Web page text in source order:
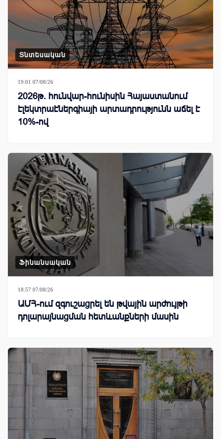
Տնտեսական
19:01 07/08/26
2026թ. հունվար-հունիսին Հայաստանում
էլեկտրաէներգիայի արտադրությունն աճել է
10%-ով
Ֆինանսական
18:57 07/08/26
ԱՄՀ-ում զգուշացրել են թվային արժույթի
դոլարայնացման հետևանքների մասին